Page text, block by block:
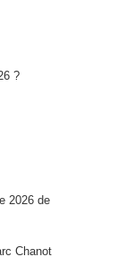
?
2026 de
Chanot